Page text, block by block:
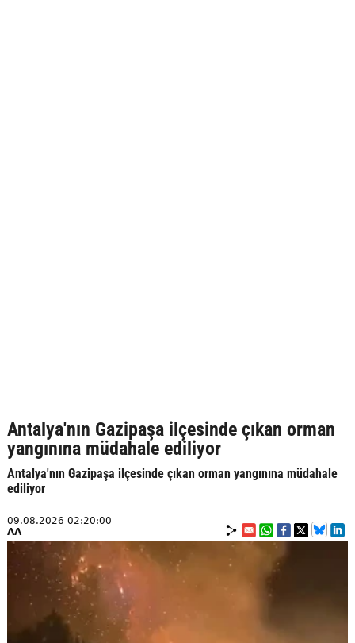
Antalya'nın Gazipaşa ilçesinde çıkan orman
yangınına müdahale ediliyor
Antalya'nın Gazipaşa ilçesinde çıkan orman yangınına müdahale
ediliyor
09.08.2026 02:20:00
AA